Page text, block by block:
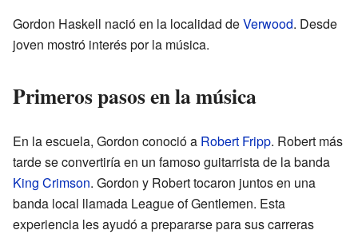
Gordon Haskell nació en la localidad deVerwood. Desde
joven mostró interés por la música.
Primeros pasos en la música
En la escuela, Gordon conoció a Robert Fripp. Robert más
tarde se convertiría en un famoso guitarrista de la banda
King Crimson. Gordon y Robert tocaron juntos en una
banda local llamada League of Gentlemen. Esta
experiencia les ayudó a prepararse para sus carreras